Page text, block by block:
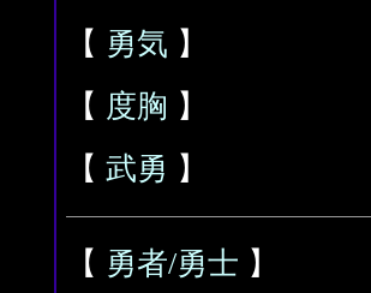
【 勇気 】
【 度胸 】
【 武勇 】
【 勇者/勇士 】